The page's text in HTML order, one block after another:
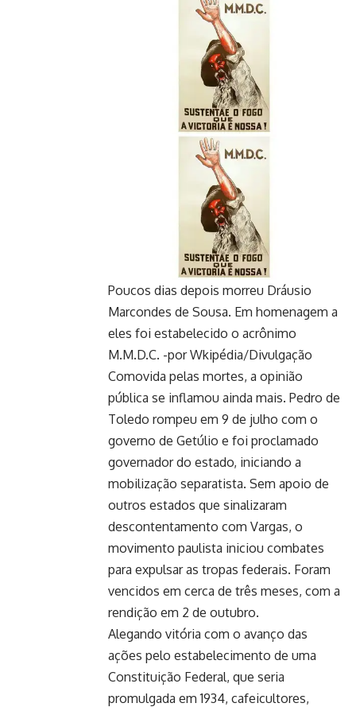
Poucos dias depois morreu Dráusio
Marcondes de Sousa. Em homenagem a
eles foi estabelecido o acrônimo
M.M.D.C. -por Wkipédia/Divulgação
Comovida pelas mortes, a opinião
pública se inflamou ainda mais. Pedro de
Toledo rompeu em 9 de julho com o
governo de Getúlio e foi proclamado
governador do estado, iniciando a
mobilização separatista. Sem apoio de
outros estados que sinalizaram
descontentamento com Vargas, o
movimento paulista iniciou combates
para expulsar as tropas federais. Foram
vencidos em cerca de três meses, com a
rendição em 2 de outubro.
Alegando vitória com o avanço das
ações pelo estabelecimento de uma
Constituição Federal, que seria
promulgada em 1934, cafeicultores,